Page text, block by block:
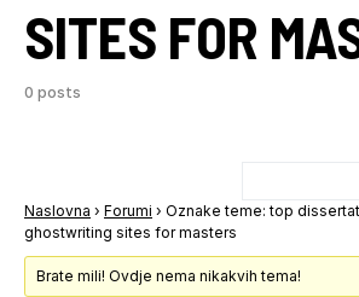
SITES FOR
0 posts
Naslovna › Forumi › Oznake teme: top
ghostwriting sites for masters
Brate mili! Ovdje nema nikakvih tema!